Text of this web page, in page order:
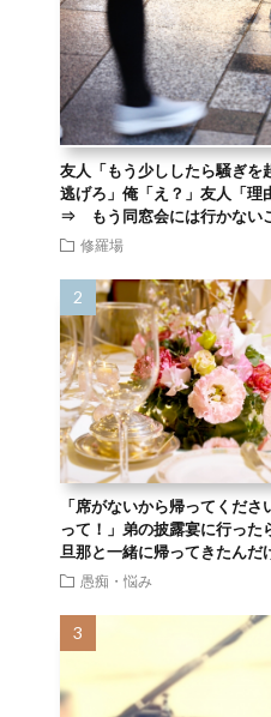
友人「もう少ししたら騒ぎを
逃げろ」俺「え？」友人「理
⇒ もう同窓会には行かない
修羅場
「席がないから帰ってくだ
って！」弟の披露宴に行った
旦那と一緒に帰ってきたん
愚痴・悩み